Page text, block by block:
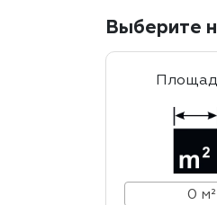
Выберите
0 м²